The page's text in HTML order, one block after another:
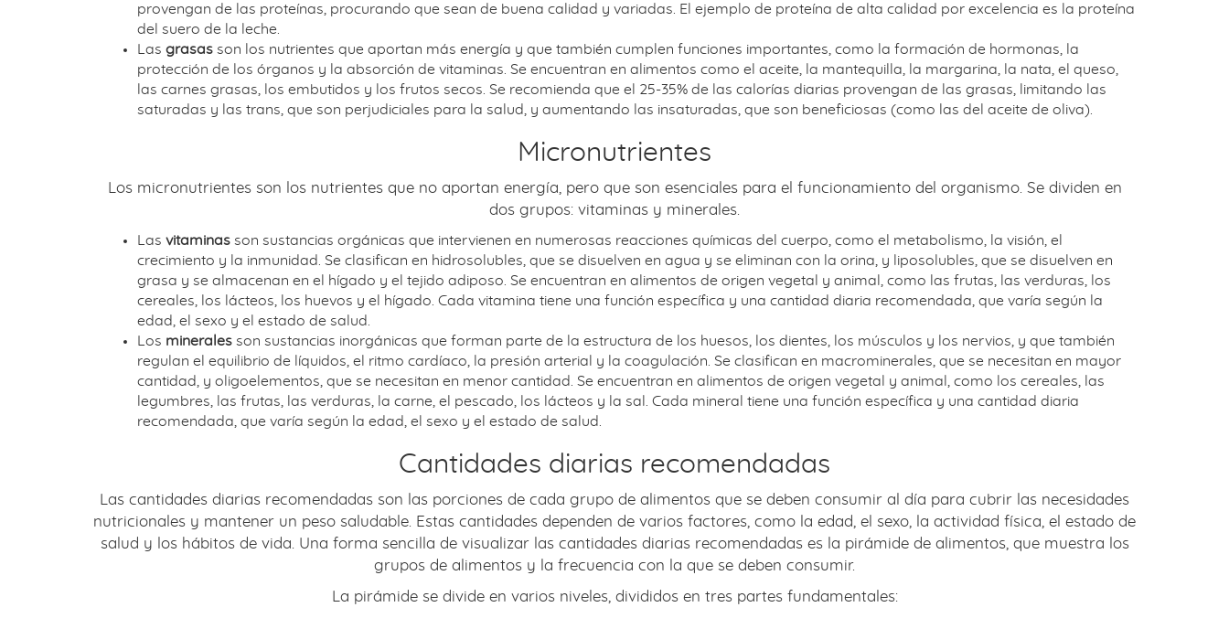
provengan de las proteínas, procurando que sean de buena calidad y variadas. El ejemplo de proteína de alta calidad por excelencia es la proteína
del suero de la leche.
Las grasas son los nutrientes que aportan más energía y que también cumplen funciones importantes, como la formación de hormonas, la
protección de los órganos y la absorción de vitaminas. Se encuentran en alimentos como el aceite, la mantequilla, la margarina, la nata, el queso,
las carnes grasas, los embutidos y los frutos secos. Se recomienda que el 25-35% de las calorías diarias provengan de las grasas, limitando las
saturadas y las trans, que son perjudiciales para la salud, y aumentando las insaturadas, que son beneficiosas (como las del aceite de oliva).
Micronutrientes
Los micronutrientes son los nutrientes que no aportan energía, pero que son esenciales para el funcionamiento del organismo. Se dividen en
dos grupos: vitaminas y minerales.
Las vitaminas son sustancias orgánicas que intervienen en numerosas reacciones químicas del cuerpo, como el metabolismo, la visión, el
crecimiento y la inmunidad. Se clasifican en hidrosolubles, que se disuelven en agua y se eliminan con la orina, y liposolubles, que se disuelven en
grasa y se almacenan en el hígado y el tejido adiposo. Se encuentran en alimentos de origen vegetal y animal, como las frutas, las verduras, los
cereales, los lácteos, los huevos y el hígado. Cada vitamina tiene una función específica y una cantidad diaria recomendada, que varía según la
edad, el sexo y el estado de salud.
Los minerales son sustancias inorgánicas que forman parte de la estructura de los huesos, los dientes, los músculos y los nervios, y que también
regulan el equilibrio de líquidos, el ritmo cardíaco, la presión arterial y la coagulación. Se clasifican en macrominerales, que se necesitan en mayor
cantidad, y oligoelementos, que se necesitan en menor cantidad. Se encuentran en alimentos de origen vegetal y animal, como los cereales, las
legumbres, las frutas, las verduras, la carne, el pescado, los lácteos y la sal. Cada mineral tiene una función específica y una cantidad diaria
recomendada, que varía según la edad, el sexo y el estado de salud.
Cantidades diarias recomendadas
Las cantidades diarias recomendadas son las porciones de cada grupo de alimentos que se deben consumir al día para cubrir las necesidades
nutricionales y mantener un peso saludable. Estas cantidades dependen de varios factores, como la edad, el sexo, la actividad física, el estado de
salud y los hábitos de vida. Una forma sencilla de visualizar las cantidades diarias recomendadas es la pirámide de alimentos, que muestra los
grupos de alimentos y la frecuencia con la que se deben consumir.
La pirámide se divide en varios niveles, divididos en tres partes fundamentales: